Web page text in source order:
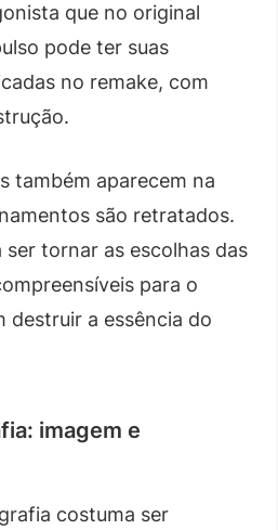
que no original
pode ter suas
no remake, com
também aparecem na
são retratados.
tornar as escolhas das
para o
destruir a essência do
imagem e
costuma ser